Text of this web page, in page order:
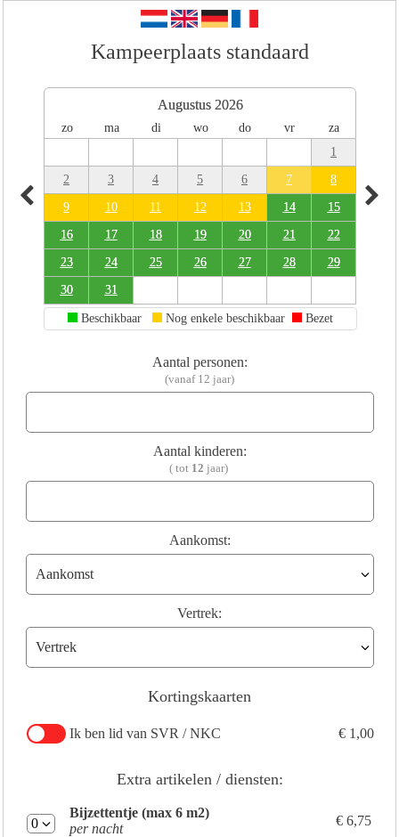
Kampeerplaats standaard
Augustus 2026
zo ma di wo do vr
za
1
2 3 4 5 6 7 8
9 10 11 12 13 14 15
16 17 18 19 20 21 22
23 24 25 26 27 28 29
30 31
Beschikbaar Nog enkele beschikbaar Bezet
Aantal personen:
(vanaf 12 jaar)
Aantal kinderen:
( tot 12 jaar)
Aankomst:
Vertrek:
Kortingskaarten
Ik ben lid van SVR / NKC € 1,00
Extra artikelen / diensten:
Bijzettentje (max 6 m2)
per nacht
€ 6,75